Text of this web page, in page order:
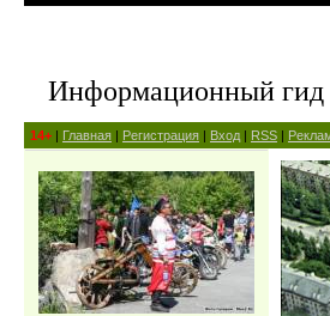
Информационный гид
14+ | Главная | Регистрация | Вход | RSS |